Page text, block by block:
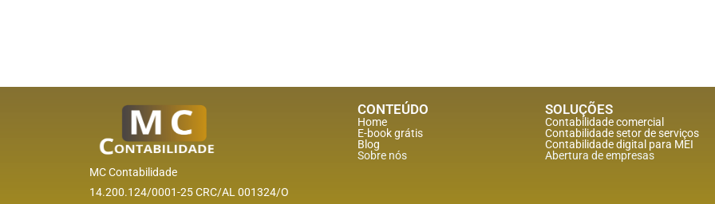
MC Contabilidade
14.200.124/0001-25 CRC/AL 001324/O
CONTEÚDO
Home
E-book grátis
Blog
Sobre nós
SOLUÇÕES
Contabilidade comercial
Contabilidade setor deserviços
Contabilidade digital para MEI
Abertura de empresas